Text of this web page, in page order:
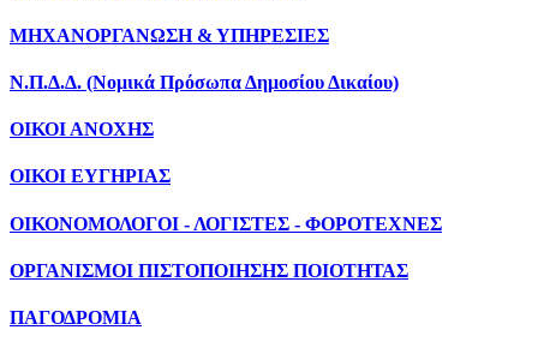
ΜΗΧΑΝΟΡΓΑΝΩΣΗ & ΥΠΗΡΕΣΙΕΣ
Ν.Π.Δ.Δ. (Νομικά Πρόσωπα Δημοσίου Δικαίου)
ΟΙΚΟΙ ΑΝΟΧΗΣ
ΟΙΚΟΙ ΕΥΓΗΡΙΑΣ
ΟΙΚΟΝΟΜΟΛΟΓΟΙ - ΛΟΓΙΣΤΕΣ - ΦΟΡΟΤΕΧΝΕΣ
ΟΡΓΑΝΙΣΜΟΙ ΠΙΣΤΟΠΟΙΗΣΗΣ ΠΟΙΟΤΗΤΑΣ
ΠΑΓΟΔΡΟΜΙΑ